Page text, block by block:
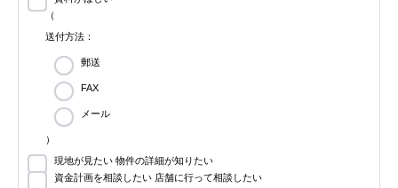
（
送付方法：
郵送
FAX
メール
）
現地が見たい 物件の詳細が知りたい
資金計画を相談したい 店舗に行って相談したい